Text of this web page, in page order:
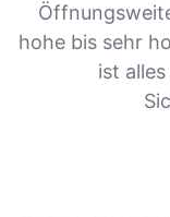
hohe bis sehr
ist